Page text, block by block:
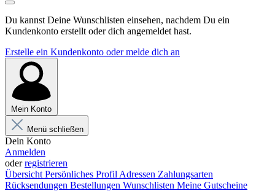
Du kannst Deine Wunschlisten einsehen, nachdem Du ein
Kundenkonto erstellt oder dich angemeldet hast.
Erstelle ein Kundenkonto oder melde dich an
Mein Konto
Menü schließen
Dein Konto
Anmelden
oderregistrieren
Übersicht Persönliches Profil Adressen Zahlungsarten
Rücksendungen Bestellungen Wunschlisten Meine Gutscheine